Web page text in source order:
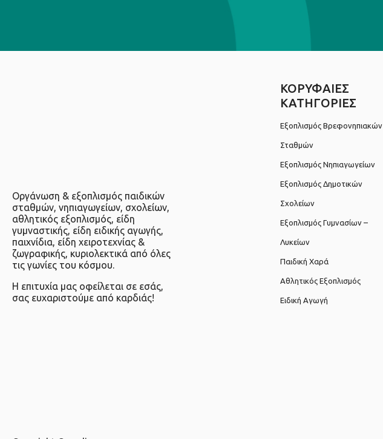
Οργάνωση & εξοπλισμός παιδικών
σταθμών, νηπιαγωγείων, σχολείων,
αθλητικός εξοπλισμός, είδη
γυμναστικής, είδη ειδικής αγωγής,
παιχνίδια, είδη χειροτεχνίας &
ζωγραφικής, κυριολεκτικά από όλες
τις γωνίες του κόσμου.
Η επιτυχία μας οφείλεται σε εσάς,
σας ευχαριστούμε από καρδιάς!
ΚΟΡΥΦΑΙΕΣ
ΚΑΤΗΓΟΡΙΕΣ
Εξοπλισμός Βρεφονηπιακών
Σταθμών
Εξοπλισμός Νηπιαγωγείων
Εξοπλισμός Δημοτικών
Σχολείων
Εξοπλισμός Γυμνασίων –
Λυκείων
Παιδική Χαρά
Αθλητικός Εξοπλισμός
Ειδική Αγωγή